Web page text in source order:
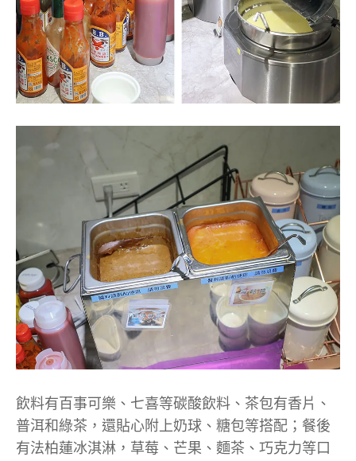
飲料有百事可樂、七喜等碳酸飲料、茶包有香片、
普洱和綠茶，還貼心附上奶球、糖包等搭配；餐後
有法柏蓮冰淇淋，草莓、芒果、麵茶、巧克力等口